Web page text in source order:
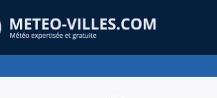
un soleil omniprésent